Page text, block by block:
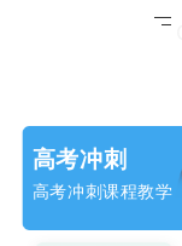
高考冲刺
高考冲刺课程教学